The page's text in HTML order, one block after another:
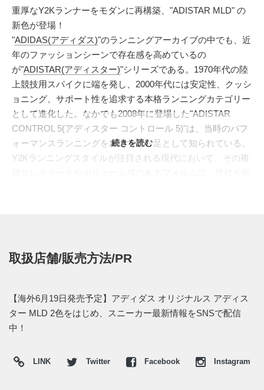
重厚なY2Kランナーをモダンに再構築、"ADISTAR MLD" の
新色が登場！
"ADIDAS(アディダス)"のランニングアーカイブの中でも、近
年のファッションシーンで存在感を高めているの
が"ADISTAR(アディスター)"シリーズである。1970年代の陸
上競技用スパイクに端を発し、2000年代には安定性、クッシ
ョニング、サポート性を追求する本格ランニングカテゴリー
として進化した。なかでも2008年に登場した"ADISTAR
CONTROL 5(アディスター コントロール 5)"は、当時のパフ
ォーマンスランニングを象徴する一足として知られている。
Y2Kランニングスタイルが注目される現代において、その複
サイド、ヒールにかけて丸みのある補強パーツを走らせるこ
みのあるミッドソールを搭載。クラシックなランニングシュ
ーズの雰囲気を残しながら、現代のボリュームスニーカーと
しても履きやすいバランスへと仕上げられている。
クな2色。"アースストラータ"は、温かみのあるブラウンのメ
続きを読む
取扱店舗/販売方法/PR
【海外6月19日発売予定】アディダス オリジナルス アディス
ター MLD 2色をはじめ、スニーカー最新情報をSNSで配信
中！
LINK Twitter Facebook Instagram